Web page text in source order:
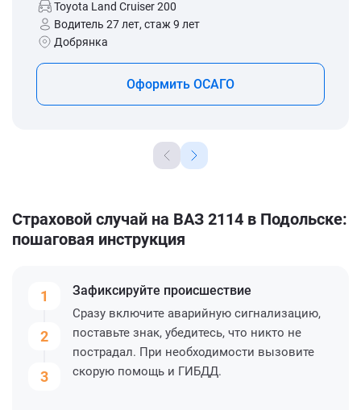
Toyota Land Cruiser 200
Водитель 27 лет, стаж 9 лет
Добрянка
Оформить ОСАГО
Страховой случай на ВАЗ 2114 в Подольске:
пошаговая инструкция
1
2
3
Зафиксируйте происшествие
Сразу включите аварийную сигнализацию,
поставьте знак, убедитесь, что никто не
пострадал. При необходимости вызовите
скорую помощь и ГИБДД.